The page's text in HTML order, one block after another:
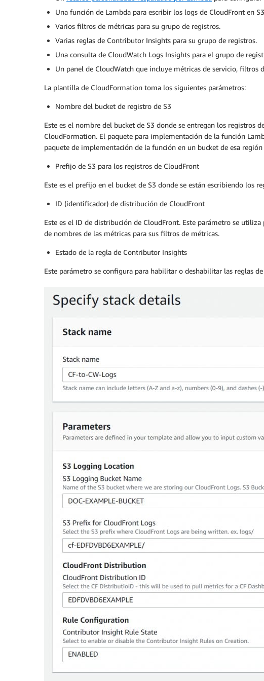
Una función de Lambda para escribir los logs de CloudFront en
Varios filtros de métricas para su grupo de registros.
Varias reglas de Contributor Insights para su grupo de registros.
Una consulta de CloudWatch Logs Insights para el grupo de
Un panel de CloudWatch que incluye métricas de servicio,
La plantilla de CloudFormation toma los siguientes parámetros:
Nombre del bucket de registro de S3
Este es el nombre del bucket de S3 donde se entregan los registros
CloudFormation. El paquete para implementación de la función
paquete de implementación de la función en un bucket de esa
Prefijo de S3 para los registros de CloudFront
Este es el prefijo en el bucket de S3 donde se están escribiendo los
ID (identificador) de distribución de CloudFront
Este es el ID de distribución de CloudFront. Este parámetro se
de nombres de las métricas para sus filtros de métricas.
Estado de la regla de Contributor Insights
Este parámetro se configura para habilitar o deshabilitar las reglas